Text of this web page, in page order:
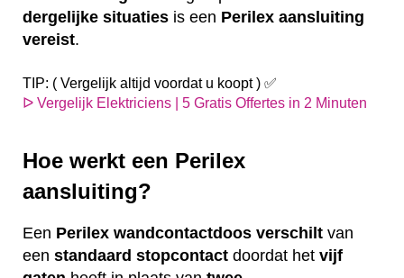
dergelijke situaties is een Perilex aansluiting
vereist.
TIP: ( Vergelijk altijd voordat u koopt ) ✅
ᐅ Vergelijk Elektriciens | 5 Gratis Offertes in 2 Minuten
Hoe werkt een Perilex
aansluiting?
Een Perilex wandcontactdoos verschilt van
een standaard stopcontact doordat het vijf